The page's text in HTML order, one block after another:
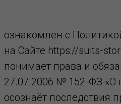
ознакомлен с
на Сайте https://suits-
понимает права и
27.07.2006 № 152-ФЗ «О
осознаёт последствия